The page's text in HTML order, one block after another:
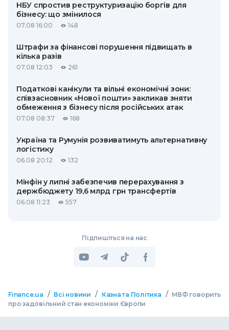
НБУ спростив реструктуризацію боргів для
бізнесу: що змінилося
07.08 16:00 148
Штрафи за фінансові порушення підвищать в
кілька разів
07.08 12:03 261
Податкові канікули та вільні економічні зони:
співзасновник «Нової пошти» закликав зняти
обмеження з бізнесу після російських атак
07.08 08:37 168
Україна та Румунія розвиватимуть альтернативну
логістику
06.08 20:12 132
Мінфін у липні забезпечив перерахування з
держбюджету 19,6 млрд грн трансфертів
06.08 11:23 557
Підпишіться на нас
Finance.ua / Всі новини / Казна та Політика / МВФ говорить
про задовільний стан економіки Європи